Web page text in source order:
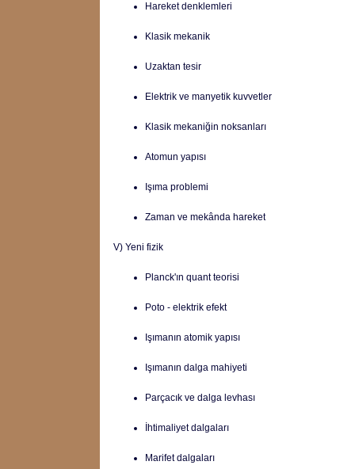
Hareket denklemleri
Klasik mekanik
Uzaktan tesir
Elektrik ve manyetik kuvvetler
Klasik mekaniğin noksanları
Atomun yapısı
Işıma problemi
Zaman ve mekânda hareket
V) Yeni fizik
Planck'ın quant teorisi
Poto - elektrik efekt
Işımanın atomik yapısı
Işımanın dalga mahiyeti
Parçacık ve dalga levhası
İhtimaliyet dalgaları
Marifet dalgaları